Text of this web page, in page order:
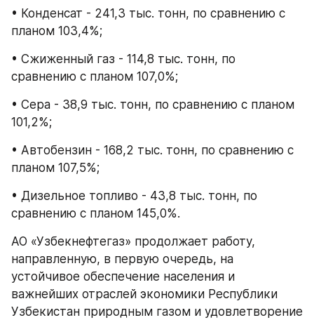
• Конденсат - 241,3 тыс. тонн, по сравнению с
планом 103,4%;
• Сжиженный газ - 114,8 тыс. тонн, по
сравнению с планом 107,0%;
• Сера - 38,9 тыс. тонн, по сравнению с планом
101,2%;
• Автобензин - 168,2 тыс. тонн, по сравнению с
планом 107,5%;
• Дизельное топливо - 43,8 тыс. тонн, по
сравнению с планом 145,0%.
АО «Узбекнефтегаз» продолжает работу,
направленную, в первую очередь, на
устойчивое обеспечение населения и
важнейших отраслей экономики Республики
Узбекистан природным газом и удовлетворение